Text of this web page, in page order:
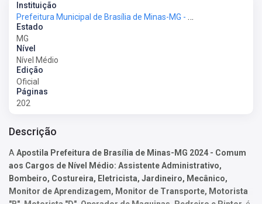
Instituição
Prefeitura Municipal de Brasília de Minas-MG - Prefeitura de Brasília de Minas-MG
Estado
MG
Nível
Nível Médio
Edição
Oficial
Páginas
202
Descrição
A Apostila Prefeitura de Brasília de Minas-MG 2024 - Comum
aos Cargos de Nível Médio: Assistente Administrativo,
Bombeiro, Costureira, Eletricista, Jardineiro, Mecânico,
Monitor de Aprendizagem, Monitor de Transporte, Motorista